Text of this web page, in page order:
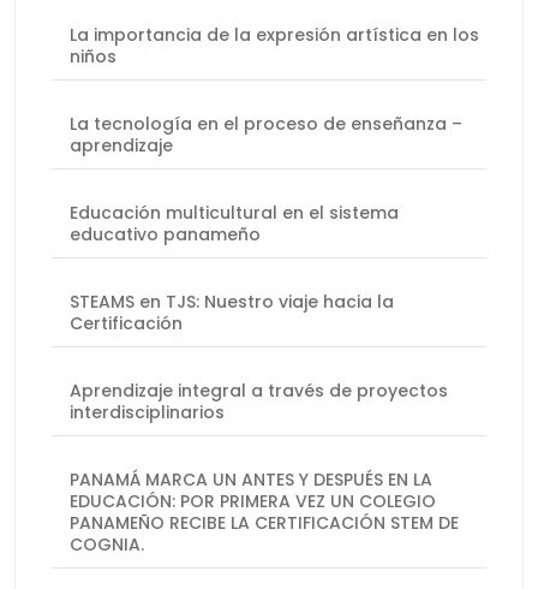
La importancia de la expresión artística en los
niños
La tecnología en el proceso de enseñanza –
aprendizaje
Educación multicultural en el sistema
educativo panameño
STEAMS en TJS: Nuestro viaje hacia la
Certificación
Aprendizaje integral a través de proyectos
interdisciplinarios
PANAMÁ MARCA UN ANTES Y DESPUÉS EN LA
EDUCACIÓN: POR PRIMERA VEZ UN COLEGIO
PANAMEÑO RECIBE LA CERTIFICACIÓN STEM DE
COGNIA.